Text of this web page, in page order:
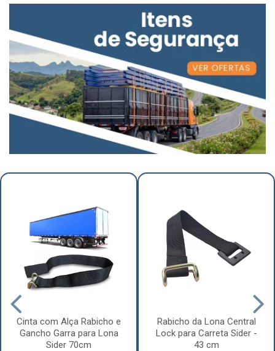
Cinta com Alça Rabicho e
Gancho Garra para Lona
Sider 70cm
Rabicho da Lona Central
Lock para Carreta Sider -
43 cm